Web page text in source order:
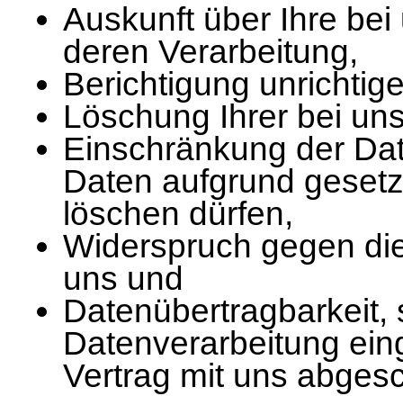
Auskunft über Ihre
deren Verarbeitung,
Berichtigung
Löschung Ihrer bei
Einschränkung der
Daten aufgrund
löschen dürfen,
Widerspruch gegen
uns und
Datenübertragbarkeit,
Datenverarbeitung
Vertrag mit uns